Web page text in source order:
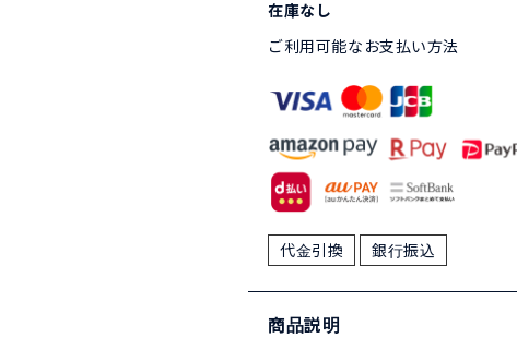
在庫なし
ご利用可能なお支払い方法
代金引換 銀行振込
商品説明